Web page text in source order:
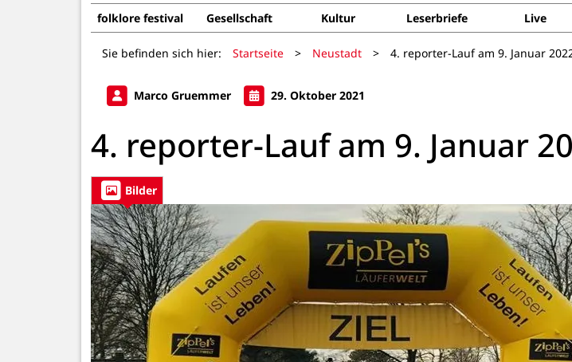
folklore festival Gesellschaft Kultur Leserbriefe Live
Sie befinden sich hier: Startseite > Neustadt > 4. reporter-Lauf am 9. Januar
Marco Gruemmer 29. Oktober 2021
4. reporter-Lauf am 9. Januar
Bilder